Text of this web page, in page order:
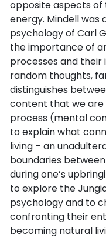
opposite aspects
energy. Mindell was
psychology of Carl
the importance of
processes and
random thoughts,
distinguishes
content that we are
process (mental
to explain what
living – an
boundaries
during one’s
to explore the
psychology and to
confronting their
becoming natural